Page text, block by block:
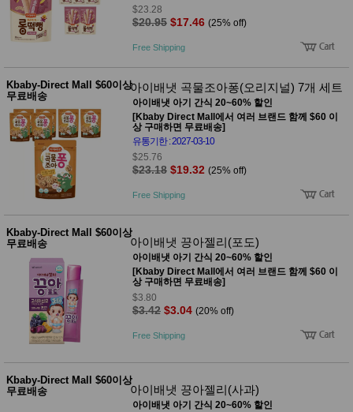
$23.28
$20.95 $17.46 (25% off)
Free Shipping
Kbaby-Direct Mall $60이상
무료배송
아이배냇 곡물조아퐁(오리지널) 7개 세트
아이배냇 아기 간식 20~60% 할인
[Kbaby Direct Mall에서 여러 브랜드 함께 $60 이
상 구매하면 무료배송]
유통기한 : 2027-03-10
$25.76
$23.18 $19.32 (25% off)
Free Shipping
Kbaby-Direct Mall $60이상
무료배송
아이배냇 끙아젤리(포도)
아이배냇 아기 간식 20~60% 할인
[Kbaby Direct Mall에서 여러 브랜드 함께 $60 이
상 구매하면 무료배송]
$3.80
$3.42 $3.04 (20% off)
Free Shipping
Kbaby-Direct Mall $60이상
무료배송
아이배냇 끙아젤리(사과)
아이배냇 아기 간식 20~60% 할인